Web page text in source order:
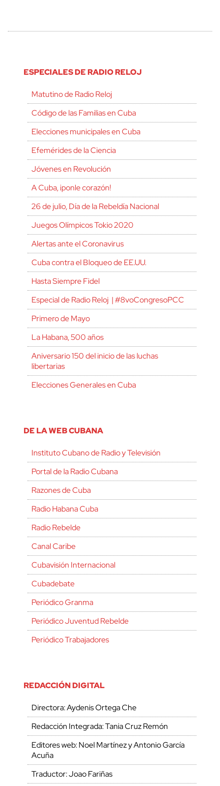
ESPECIALES DE RADIO RELOJ
Matutino de Radio Reloj
Código de las Familias en Cuba
Elecciones municipales en Cuba
Efemérides de la Ciencia
Jóvenes en Revolución
A Cuba, ¡ponle corazón!
26 de julio, Día de la Rebeldía Nacional
Juegos Olímpicos Tokio 2020
Alertas ante el Coronavirus
Cuba contra el Bloqueo de EE.UU.
Hasta Siempre Fidel
Especial de Radio Reloj | #8voCongresoPCC
Primero de Mayo
La Habana, 500 años
Aniversario 150 del inicio de las luchas
libertarias
Elecciones Generales en Cuba
DE LA WEB CUBANA
Instituto Cubano de Radio y Televisión
Portal de la Radio Cubana
Razones de Cuba
Radio Habana Cuba
Radio Rebelde
Canal Caribe
Cubavisión Internacional
Cubadebate
Periódico Granma
Periódico Juventud Rebelde
Periódico Trabajadores
REDACCIÓN DIGITAL
Directora: Aydenis Ortega Che
Redacción Integrada: Tania Cruz Remón
Editores web: Noel Martínez y Antonio García
Acuña
Traductor: Joao Fariñas